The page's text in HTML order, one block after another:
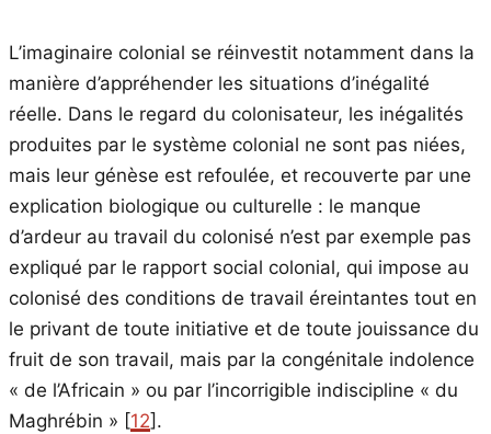
L’imaginaire colonial se réinvestit notamment dans la
manière d’appréhender les situations d’inégalité
réelle. Dans le regard du colonisateur, les inégalités
produites par le système colonial ne sont pas niées,
mais leur génèse est refoulée, et recouverte par une
explication biologique ou culturelle : le manque
d’ardeur au travail du colonisé n’est par exemple pas
expliqué par le rapport social colonial, qui impose au
colonisé des conditions de travail éreintantes tout en
le privant de toute initiative et de toute jouissance du
fruit de son travail, mais par la congénitale indolence
« de l’Africain » ou par l’incorrigible indiscipline « du
Maghrébin » [12].